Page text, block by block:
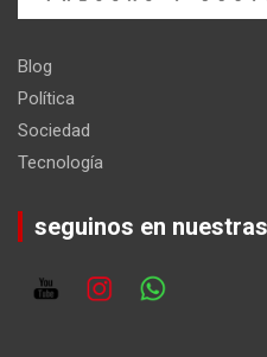
Blog
Política
Sociedad
Tecnología
seguinos en